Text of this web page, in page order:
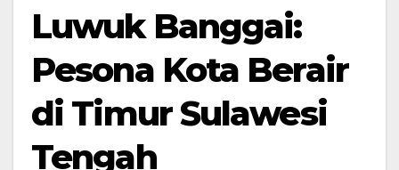
Luwuk Banggai:
Pesona Kota Berair
di Timur Sulawesi
Tengah